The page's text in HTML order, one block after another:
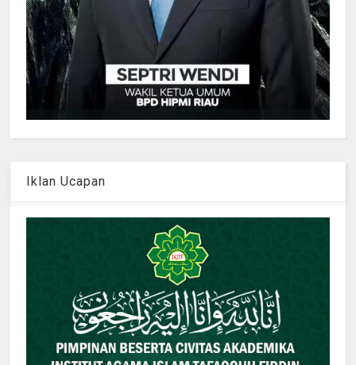
Iklan Ucapan